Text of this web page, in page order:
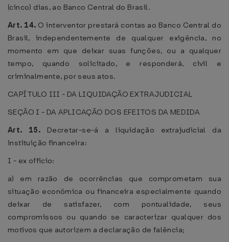
(cinco) dias, ao Banco Central do Brasil.
Art. 14. O interventor prestará contas ao Banco Central do
Brasil, independentemente de qualquer exigência, no
momento em que deixar suas funções, ou a qualquer
tempo, quando solicitado, e responderá, civil e
criminalmente, por seus atos.
CAPÍTULO III - DA LIQUIDAÇÃO EXTRAJUDICIAL
SEÇÃO I - DA APLICAÇÃO DOS EFEITOS DA MEDIDA
Art. 15. Decretar-se-á a liquidação extrajudicial da
instituição financeira:
I - ex officio:
a) em razão de ocorrências que comprometam sua
situação econômica ou financeira especialmente quando
deixar de satisfazer, com pontualidade, seus
compromissos ou quando se caracterizar qualquer dos
motivos que autorizem a declaração de falência;